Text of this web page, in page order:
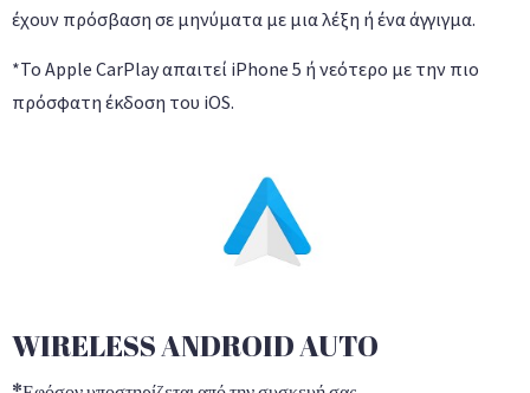
έχουν πρόσβαση σε μηνύματα με μια λέξη ή ένα άγγιγμα.
*Το Apple CarPlay απαιτεί iPhone 5 ή νεότερο με την πιο
πρόσφατη έκδοση του iOS.
WIRELESS ANDROID AUTO